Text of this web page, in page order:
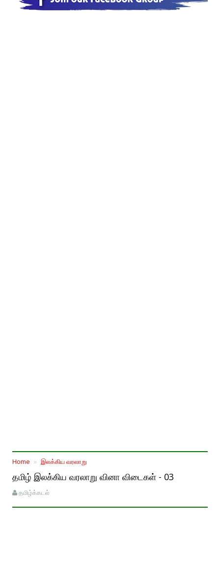
Home இலக்கிய வரலாறு
தமிழ் இலக்கிய வரலாறு வினா விடைகள் - 03
தமிழ்க்கடல்